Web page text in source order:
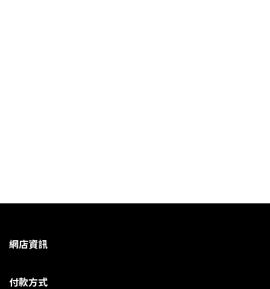
網店資訊
付款方式